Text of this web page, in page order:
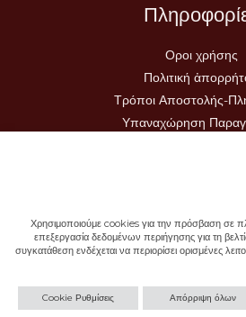
Οροι χρήσης
Πολιτική
Τρόποι Αποστολής-
Υπαναχώρηση
Χρησιμοποιούμε cookies για την πρόσβαση σε
επεξεργασία δεδομένων περιήγησης για τη
συγκατάθεση ενδέχεται να περιορίσει ορισμένες
Cookie Ρυθμίσεις Απόρριψη όλων